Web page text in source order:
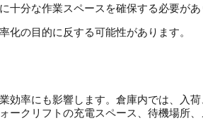
分な作業スペースを確保する必要があ
の目的に反する可能性があります。
効率にも影響します。 倉庫内では、入
ークリフトの充電スペース、待機場所